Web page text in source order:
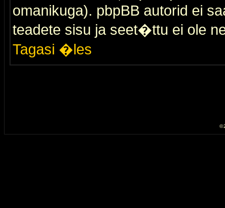
omanikuga). pbpBB autorid ei
teadete sisu ja seet�ttu ei ole
Tagasi �les
©